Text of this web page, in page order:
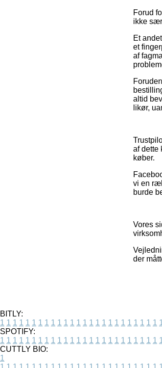
Forud
ikke
Et
et
af
altid
likør,
af dette
køber.
vi en
burde
Vores
der
BITLY:
1 1 1 1 1 1 1 1 1 1 1 1 1 1 1 1 1 1 1 1 1 1 1 1 1
SPOTIFY:
1 1 1 1 1 1 1 1 1 1 1 1 1 1 1 1 1 1 1 1 1 1 1 1 1
CUTTLY BIO:
1